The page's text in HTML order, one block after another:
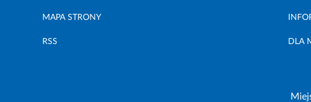
MAPA STRONY
RSS DLA